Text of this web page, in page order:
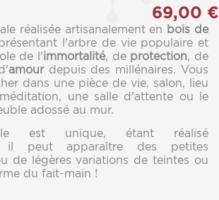
réalisée artisanalement en bois de
l'arbre de vie populaire et
de l'immortalité, de protection, de
amourdepuis des millénaires. Vous
dans une pièce de vie, salon, lieu
une salle d'attente ou le
adossé au mur.
est unique, étant réalisé
il peut apparaître des petites
de légères variations de teintes ou
du fait-main !
69,00 €